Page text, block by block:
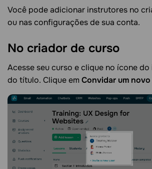
Você pode adicionar instrutores no
ou nas configurações de sua conta.
No criador de curso
Acesse seu curso e clique no ícone
do título. Clique em Convidar um novo